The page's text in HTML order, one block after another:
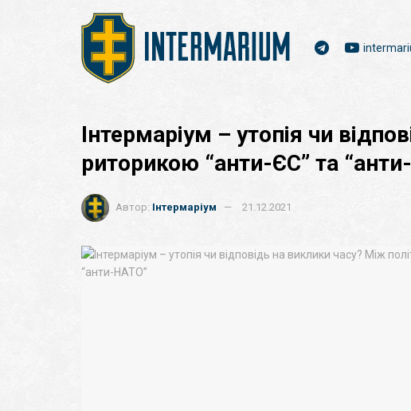
Інтермаріум – утопія чи
риторикою “анти-ЄС” та
Автор: Інтермаріум 21.12.2021